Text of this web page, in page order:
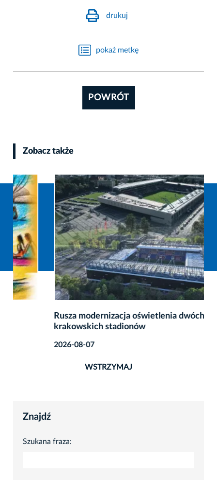
drukuj
pokaż metkę
POWRÓT
Zobacz także
Rusza modernizacja oświetlenia dwóch
krakowskich stadionów
WSTRZYMAJ
Znajdź
Szukana fraza: